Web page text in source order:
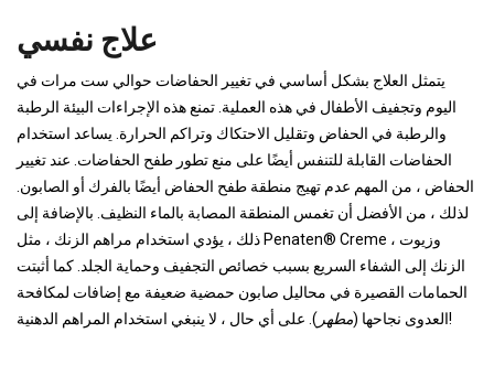
علاج نفسي
يتمثل العلاج بشكل أساسي في تغيير الحفاضات حوالي ست مرات في
اليوم وتجفيف الأطفال في هذه العملية. تمنع هذه الإجراءات البيئة الرطبة
والرطبة في الحفاض وتقليل الاحتكاك وتراكم الحرارة. يساعد استخدام
الحفاضات القابلة للتنفس أيضًا على منع تطور طفح الحفاضات. عند تغيير
الحفاض ، من المهم عدم تهيج منطقة طفح الحفاض أيضًا بالفرك أو الصابون.
لذلك ، من الأفضل أن تغمس المنطقة المصابة بالماء النظيف. بالإضافة إلى
ذلك ، يؤدي استخدام مراهم الزنك ، مثل Penaten® Creme ، وزيوت
الزنك إلى الشفاء السريع بسبب خصائص التجفيف وحماية الجلد. كما أثبتت
الحمامات القصيرة في محاليل صابون حمضية ضعيفة مع إضافات لمكافحة
العدوى نجاحها (مطهر ). على أي حال ، لا ينبغي استخدام المراهم الدهنية!